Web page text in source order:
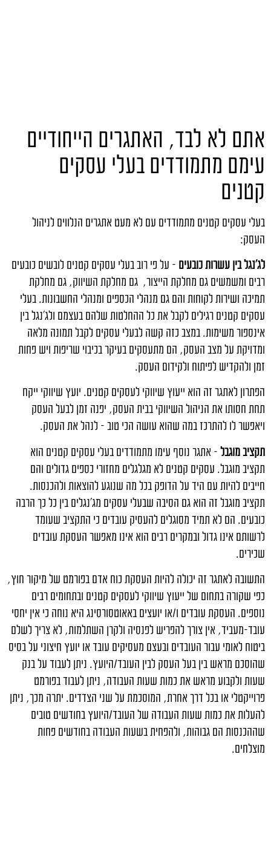
אתם לא לבד, האתגרים הייחודיים
עימם מתמודדים בעלי עסקים
קטנים
בעלי עסקים קטנים מתמודדים עם לא מעט אתגרים הנלווים לניהול
העסק:
לג'נגל בין עשרות כובעים – על פי רוב בעלי עסקים קטנים לובשים כובעים
רבים ומשמשים גם מחלקת הייצור, גם מחלקת השיווק, גם מחלקת
תמיכה ושירות לקוחות והם גם מנהלי הכספים ומנהלי החשבונות. בעלי
עסקים קטנים רגילים לקבל את כל ההחלטות שלהם בעצמם ולג'נגל בין
אינספור משימות. במצב כזה קשה לבעלי עסקים לקבל תמונה מלאה
ומדויקת על מצב העסק, הם מתעסקים בעיקר בכיבוי שריפות ויש פחות
זמן ולהקדיש לפיתוח ולקידום העסק.
הפתרון לאתגר זה הוא ייעוץ שיווקי לעסקים קטנים. יועץ שיווקי ייקח
תחת חסותו את הניהול השיווקי בבית העסק, יפנה זמן לבעל העסק
ויאפשר לו להתרכז במה שהוא עושה הכי טוב – לנהל את העסק.
תקציב מוגבל – אתגר נוסף עימו מתמודדים בעלי עסקים קטנים הוא
תקציב מוגבל. עסקים קטנים לא מגלגלים מחזורי כספים גדולים והם
חייבים להיות עם היד על הדופק בכל מה שנוגע להוצאות ולהכנסות.
תקציב מוגבל זה הוא גם הסיבה שבעלי עסקים מג'נגלים בין כל כך הרבה
כובעים. הם לא תמיד מסוגלים להעסיק עובדים כי התקציב שעומד
לרשותם אינו גדול ובמקרים רבים הוא אינו מאפשר העסקת עובדים
שכירים.
התשובה לאתגר זה יכולה להיות העסקת כוח אדם בפורמט של מיקור חוץ,
כפי שקורה בתחום של ייעוץ שיווקי לעסקים קטנים ובתחומים רבים
נוספים. העסקת עובדים ו/או יועצים באאוטסורסינג היא נוחה כי אין יחסי
עובד-מעביד, אין צורך להפריש לפנסיה ולקרן השתלמות, לא צריך לשלם
ביטוח לאומי עבור העובדים ובעצם מעסיקים עובד או יועץ חיצוני על בסיס
שהוסכם מראש בין בעל העסק לבין העובד/היועץ. ניתן לעבוד על בנק
שעות ולקבוע מראש את כמות שעות העבודה, ניתן לעבוד בפורמט
פרוייקטלי או בכל דרך אחרת, המוסכמת על שני הצדדים. יתרה מכך, ניתן
להעלות את כמות שעות העבודה של העובד/היועץ בחודשים טובים
שההכנסות הם גבוהות, ולהפחית בשעות העבודה בחודשים פחות
מוצלחים.